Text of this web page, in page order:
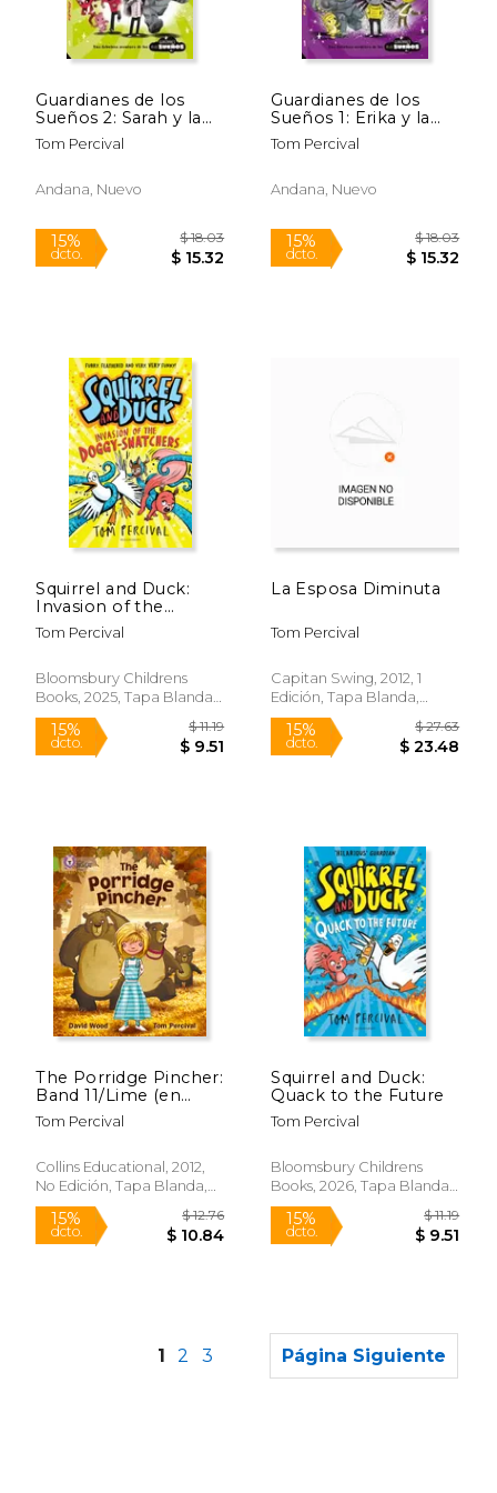
15%
dcto.
15%
$ 9.51
Guardianes de los
Sueños 2: Sarah y la
Endiablada Duda
Tom Percival
Andana, Nuevo
Guardianes de los
Sueños 1: Erika y la
Pesadilla de ira
Tom Percival
Andana, Nuevo
Squirrel and Duck:
Invasion of the
Doggy-Snatchers (en
Inglés)
Tom Percival
Bloomsbury Childrens
Books, 2025, Tapa Blanda,
Nuevo
La Esposa Diminuta
Tom Percival
Capitan Swing, 2012, 1
Edición, Tapa Blanda,
Nuevo
The Porridge Pincher:
Band 11/Lime (en
Inglés)
Tom Percival
Collins Educational, 2012,
No Edición, Tapa Blanda,
Nuevo
Squirrel and Duck:
Quack to the Future
Tom Percival
Bloomsbury Childrens
Books, 2026, Tapa Blanda,
Nuevo
1 2 3 Página Siguiente